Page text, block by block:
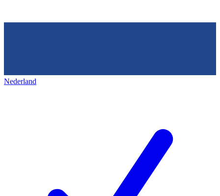
Nederland